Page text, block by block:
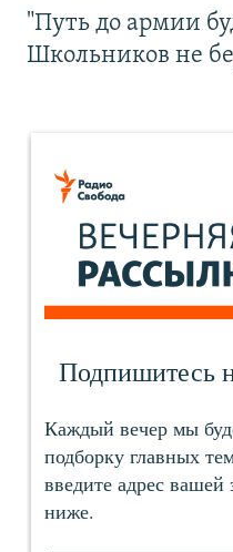
"Путь до армии
Школьников не